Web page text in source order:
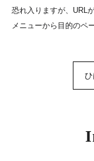
恐れ入りますが、URL
メニューから目的のペ